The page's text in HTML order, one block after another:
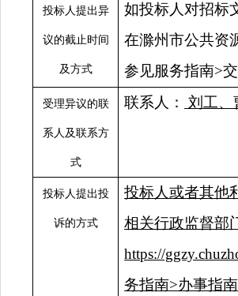
投标人提出异
议的截止时间
及方式
如投标人对招标
在滁州市公共资
参见服务指南>
受理异议的联
系人及联系方
式
联系人： 刘工、
投标人提出投
诉的方式
投标人或者其他
相关行政监督部
https://
务指南>办事指